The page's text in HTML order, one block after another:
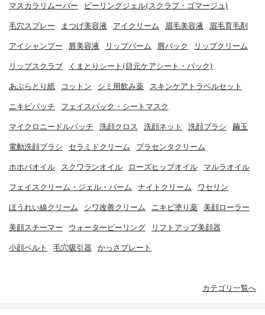
マスカラリムーバー ピーリングジェル(スクラブ・ゴマージュ)
毛穴スプレー まつげ美容液 アイクリーム 眉毛美容液 眉毛育毛剤
アイシャンプー 唇美容液 リップバーム 唇パック リップクリーム
リップスクラブ くまとりシート(目元ケアシート・パック)
あぶらとり紙 コットン シミ用飲み薬 スキンケアトラベルセット
ニキビパッチ フェイスパック・シートマスク
マイクロニードルパッチ 洗顔クロス 洗顔ネット 洗顔ブラシ 繭玉
電動洗顔ブラシ セラミドクリーム プラセンタクリーム
ホホバオイル スクワランオイル ローズヒップオイル マルラオイル
フェイスクリーム・ジェル・バーム ナイトクリーム ワセリン
ほうれい線クリーム シワ改善クリーム ニキビ塗り薬 美顔ローラー
美顔スチーマー ウォーターピーリング リフトアップ美顔器
小顔ベルト 毛穴吸引器 かっさプレート
カテゴリ一覧へ